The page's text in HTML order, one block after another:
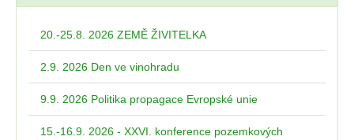
20.-25.8. 2026 ZEMĚ ŽIVITELKA
2.9. 2026 Den ve vinohradu
9.9. 2026 Politika propagace Evropské unie
15.-16.9. 2026 - XXVI. konference pozemkových